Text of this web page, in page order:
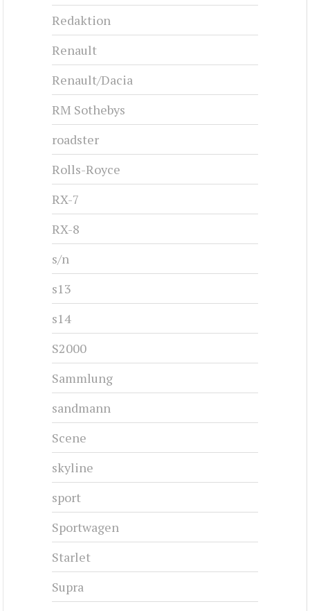
Redaktion
Renault
Renault/Dacia
RM Sothebys
roadster
Rolls-Royce
RX-7
RX-8
s/n
s13
s14
S2000
Sammlung
sandmann
Scene
skyline
sport
Sportwagen
Starlet
Supra